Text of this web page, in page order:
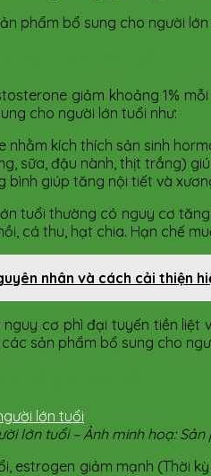
phẩm bổ sung cho người
giảm khoảng 1%
cho người lớn tuổi như:
nhằm kích thích sản sinh
sữa, đậu nành, thịt trắng)
bình giúp tăng nội tiết và
tuổi thường có nguy cơ
cá thu, hạt chia. Hạn chế
nhân và cách cải thiện
cơ phì đại tuyến tiền
sản phẩm bổ sung cho
lớn tuổi – Ảnh minh hoạ:
estrogen giảm mạnh (Thời